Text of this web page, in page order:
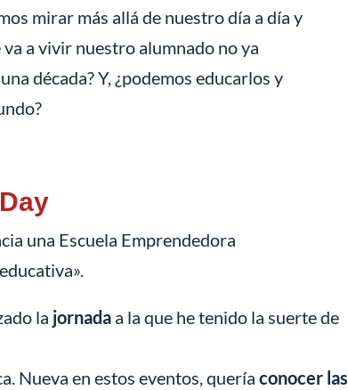
mirar más allá de nuestro día a día y
a vivir nuestro alumnado no ya
década? Y, ¿podemos educarlos y
una Escuela Emprendedora
la jornada a la que he tenido la suerte de
Nueva en estos eventos, quería conocer las